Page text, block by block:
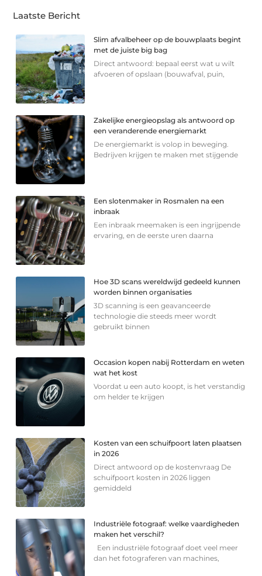
Laatste Bericht
Slim afvalbeheer op de bouwplaats begint
met de juiste big bag
Direct antwoord: bepaal eerst wat u wilt
afvoeren of opslaan (bouwafval, puin,
Zakelijke energieopslag als antwoord op
een veranderende energiemarkt
De energiemarkt is volop in beweging.
Bedrijven krijgen te maken met stijgende
Een slotenmaker in Rosmalen na een
inbraak
Een inbraak meemaken is een ingrijpende
ervaring, en de eerste uren daarna
Hoe 3D scans wereldwijd gedeeld kunnen
worden binnen organisaties
3D scanning is een geavanceerde
technologie die steeds meer wordt
gebruikt binnen
Occasion kopen nabij Rotterdam en weten
wat het kost
Voordat u een auto koopt, is het verstandig
om helder te krijgen
Kosten van een schuifpoort laten plaatsen
in 2026
Direct antwoord op de kostenvraag De
schuifpoort kosten in 2026 liggen
gemiddeld
Industriële fotograaf: welke vaardigheden
maken het verschil?
Een industriële fotograaf doet veel meer
dan het fotograferen van machines,